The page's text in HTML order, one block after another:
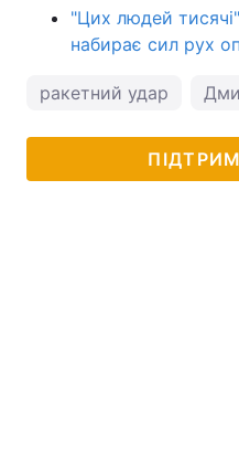
"Цих людей
набирає сил рух
ракетний удар